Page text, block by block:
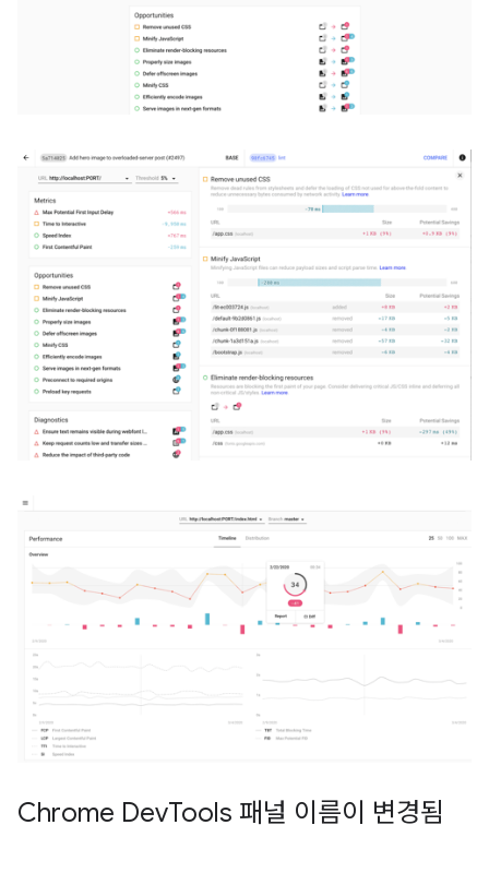
Chrome DevTools 패널 이름이 변경됨